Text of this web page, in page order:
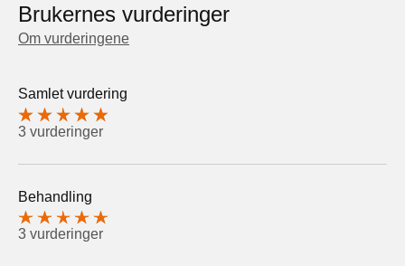
Brukernes vurderinger
Om vurderingene
Samlet vurdering
3 vurderinger
Behandling
3 vurderinger